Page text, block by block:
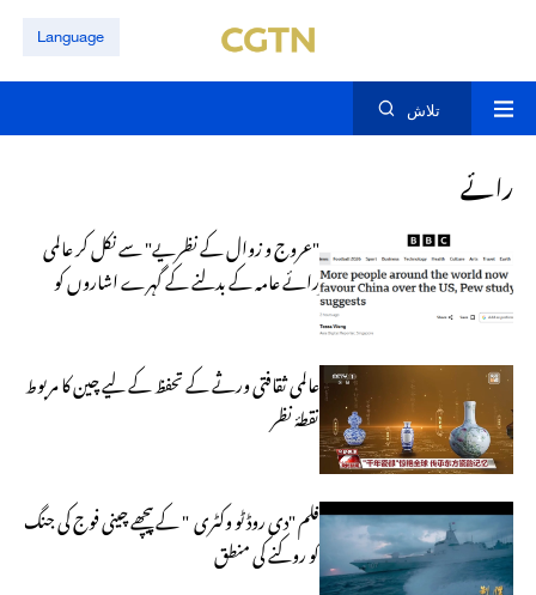
Language
تلاش
رائے
"عروج و زوال کے نظریے" سے نکل کر عالمی
رائے عامہ کے بدلنے کے گہرے اشاروں کو
عالمی ثقافتی ورثے کے تحفظ کے لیے چین کا مربوط
نقطۂ نظر
فلم "دی روڈ ٹو وکٹری " کے پیچھے چینی فوج کی جنگ
کو روکنے کی منطق